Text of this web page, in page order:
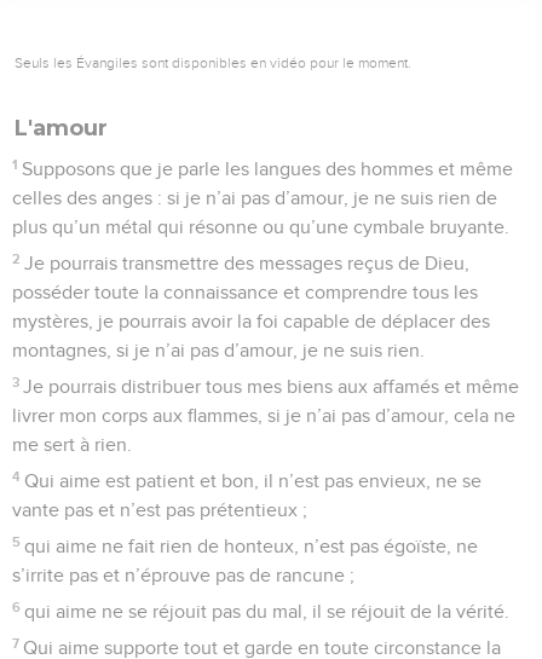
Seuls les Évangiles sont disponibles en vidéo pour le moment.
L'amour
1 Supposons que je parle les langues des hommes et même
celles des anges : si je n’ai pas d’amour, je ne suis rien de
plus qu’un métal qui résonne ou qu’une cymbale bruyante.
2 Je pourrais transmettre des messages reçus de Dieu,
posséder toute la connaissance et comprendre tous les
mystères, je pourrais avoir la foi capable de déplacer des
montagnes, si je n’ai pas d’amour, je ne suis rien.
3 Je pourrais distribuer tous mes biens aux affamés et même
livrer mon corps aux flammes, si je n’ai pas d’amour, cela ne
me sert à rien.
4 Qui aime est patient et bon, il n’est pas envieux, ne se
vante pas et n’est pas prétentieux ;
5 qui aime ne fait rien de honteux, n’est pas égoïste, ne
s’irrite pas et n’éprouve pas de rancune ;
6 qui aime ne se réjouit pas du mal, il se réjouit de la vérité.
7 Qui aime supporte tout et garde en toute circonstance la